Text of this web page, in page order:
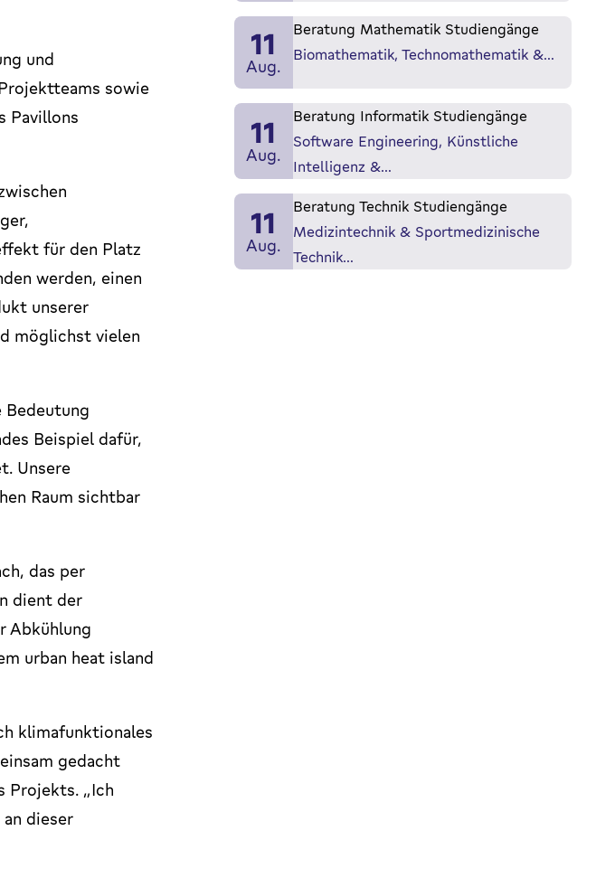
und
sowie
Pavillons
für den Platz
werden, einen
unserer
möglichst vielen
Bedeutung
Beispiel dafür,
Unsere
Raum sichtbar
das per
dient der
Abkühlung
urban heat island
klimafunktionales
gedacht
Projekts. „Ich
dieser
11
Aug.
Beratung Mathematik Studiengänge
Biomathematik, Technomathematik &…
11
Aug.
Beratung Informatik Studiengänge
Software Engineering, Künstliche
Intelligenz &…
11
Aug.
Beratung Technik Studiengänge
Medizintechnik & Sportmedizinische
Technik…